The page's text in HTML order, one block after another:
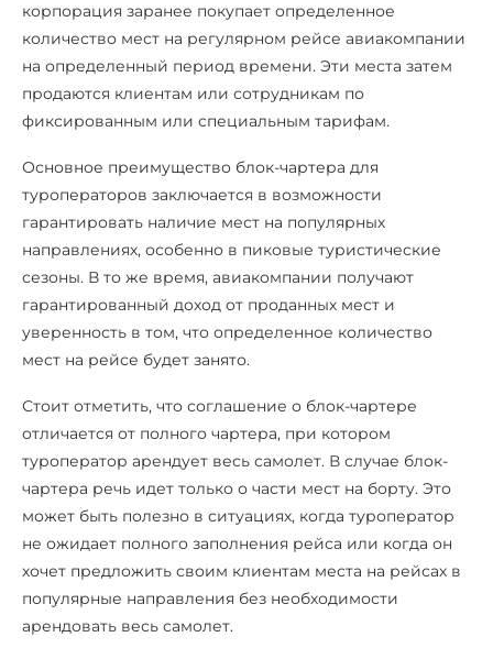
корпорация заранее покупает определенное
количество мест на регулярном рейсе авиакомпании
на определенный период времени. Эти места затем
продаются клиентам или сотрудникам по
фиксированным или специальным тарифам.
Основное преимущество блок-чартера для
туроператоров заключается в возможности
гарантировать наличие мест на популярных
направлениях, особенно в пиковые туристические
сезоны. В то же время, авиакомпании получают
гарантированный доход от проданных мест и
уверенность в том, что определенное количество
мест на рейсе будет занято.
Стоит отметить, что соглашение о блок-чартере
отличается от полного чартера, при котором
туроператор арендует весь самолет. В случае блок-
чартера речь идет только о части мест на борту. Это
может быть полезно в ситуациях, когда туроператор
не ожидает полного заполнения рейса или когда он
хочет предложить своим клиентам места на рейсах в
популярные направления без необходимости
арендовать весь самолет.